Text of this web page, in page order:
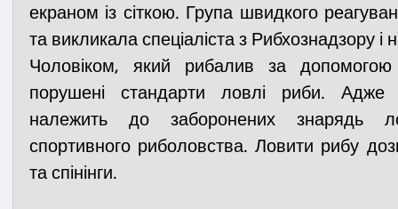
Адмінпротокол Свята Поліція
Війна Розмінування Добровільна
екраном із сіткою. Група швидкого
та викликала спеціаліста з Рибхознадзору і
Чоловіком, який рибалив за допомогою
порушені стандарти ловлі риби. Адже
належить до заборонених знарядь
спортивного риболовства. Ловити рибу
та спінінги.